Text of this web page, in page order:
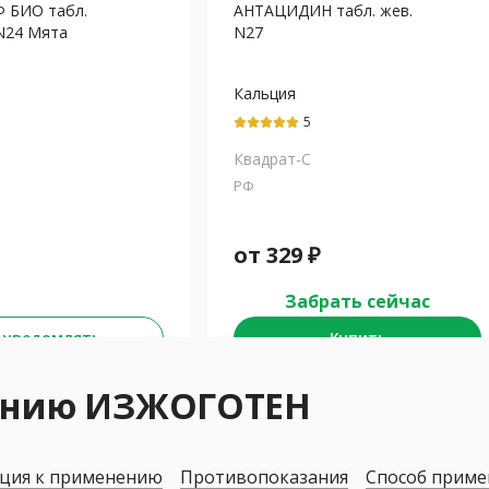
табл.
Мята
АНТАЦИДИН табл. жев.
N27
Кальция
карбонат+Магния
5
Квадрат-С
РФ
от 329₽
Забрать сейчас
Купить
ИЗЖОГОТЕН
к применению Противопоказания Способ